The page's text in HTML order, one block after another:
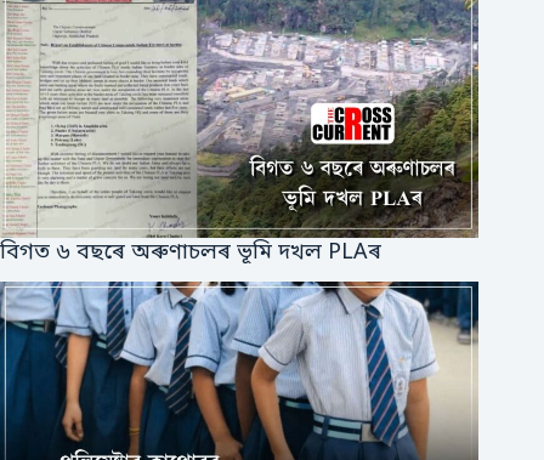
বিগত ৬ বছৰে অৰুণাচলৰ ভূমি দখল PLAৰ